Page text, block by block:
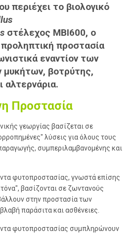
περιέχει το βιολογικό
στέλεχος MBI600, ο
προστασία
εναντίον των
βοτρύτης,
αλτερνάρια.
Προστασία
γεωργίας βασίζεται σε
λύσεις για όλους τους
συμπεριλαμβανομένης και
φυτοπροστασίας, γνωστά επίσης
βασίζονται σε ζωντανούς
στην προστασία των
παράσιτα και ασθένειες.
φυτοπροστασίας συμπληρώνουν